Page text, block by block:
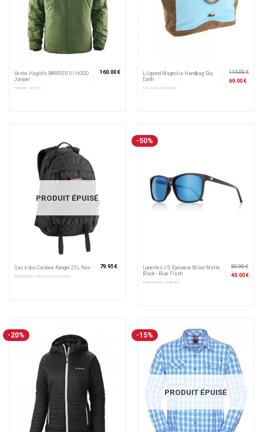
Veste Haglöfs BARRIER III HOOD
Juniper
HOMME • VESTES
160.00 €
Lilypond Magnolia Handbag Sky
Earth
SAC À DOS & BAGAGE
115.00 €
69.00 €
PRODUIT ÉPUISÉ
Sac à dos Caribee Ranger 25L Noir
EQUIPEMENT • SAC À DOS & BAGAGE
79.95 €
-50%
Lunettes I/S Eyewear Wiser Matte
Black - Blue Flash
EQUIPEMENT • LUNETTES
80.00 €
40.00 €
-20%
PRODUIT ÉPUISÉ
-15%